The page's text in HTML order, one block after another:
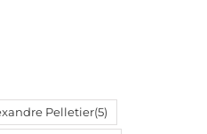
Pelletier(5)